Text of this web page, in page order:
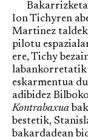
Bakarrizketa
Ion Tichyren
Martinez
pilotu
ere, Tichy
labankorretatik
eskarmentua
adibidez
Kontrabaxua
bestetik,
bakardadean